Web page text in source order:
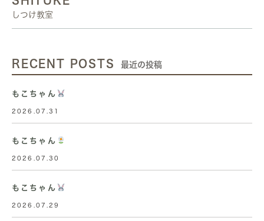
しつけ教室
RECENT POSTS 最近の投稿
もこちゃん
2026.07.31
もこちゃん
2026.07.30
もこちゃん
2026.07.29